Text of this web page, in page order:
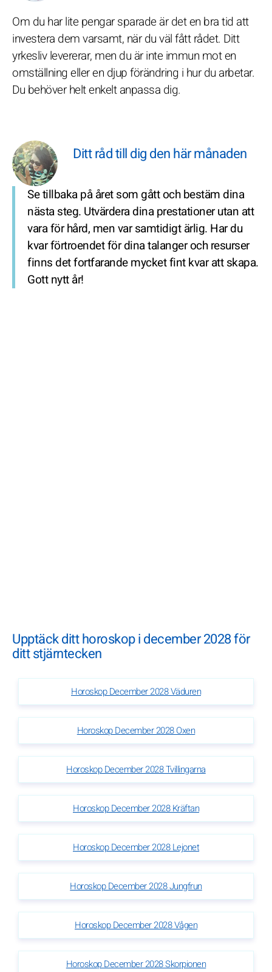
Om du har lite pengar sparade är det en bra tid att
investera dem varsamt, när du väl fått rådet. Ditt
yrkesliv levererar, men du är inte immun mot en
omställning eller en djup förändring i hur du arbetar.
Du behöver helt enkelt anpassa dig.
Ditt råd till dig den här månaden
Se tillbaka på året som gått och bestäm dina
nästa steg. Utvärdera dina prestationer utan att
vara för hård, men var samtidigt ärlig. Har du
kvar förtroendet för dina talanger och resurser
finns det fortfarande mycket fint kvar att skapa.
Gott nytt år!
Upptäck ditt horoskop i december 2028 för
ditt stjärntecken
Horoskop December 2028 Väduren
Horoskop December 2028 Oxen
Horoskop December 2028 Tvillingarna
Horoskop December 2028 Kräftan
Horoskop December 2028 Lejonet
Horoskop December 2028 Jungfrun
Horoskop December 2028 Vågen
Horoskop December 2028 Skorpionen